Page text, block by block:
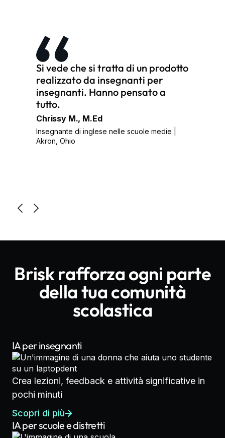
Chrissy M., M.Ed
Insegnante di inglese nelle scuole medie |
Akron, Ohio
Si vede che si tratta di un prodotto
realizzato da insegnanti per
insegnanti. Hanno pensato a
tutto.
Brisk rafforza ogni parte
della tua comunità
scolastica
IA per insegnanti
Crea lezioni, feedback e attività significative in
pochi minuti
Scopri di più
IA per scuole e distretti